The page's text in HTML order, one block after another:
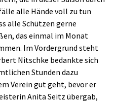
alle Hände voll zu tun
alle Schützen gerne
das einmal im Monat
Im Vordergrund steht
Nitschke bedankte sich
Stunden dazu
Verein gut geht, bevor er
Anita Seitz übergab,